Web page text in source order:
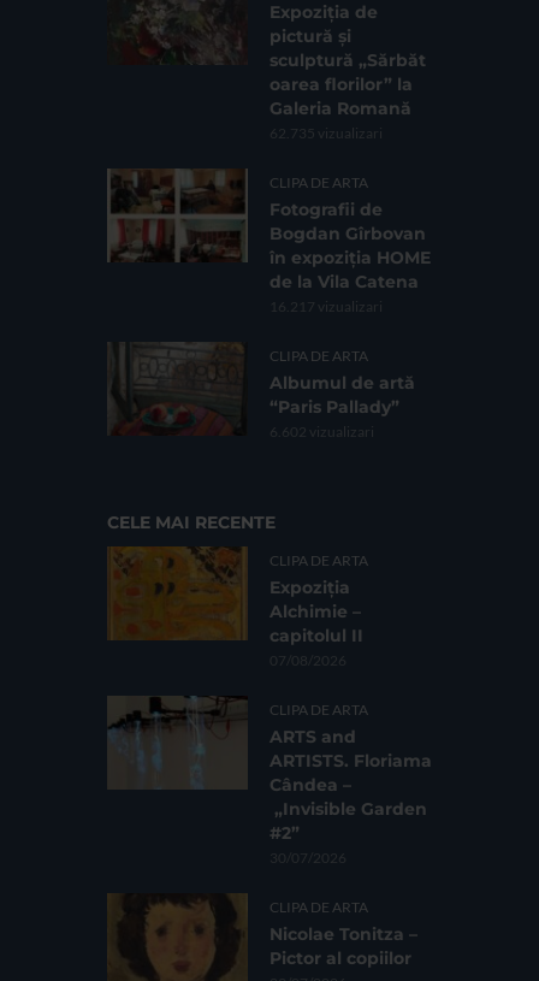
Expoziția de
pictură și
sculptură „Sărbăt
oarea florilor” la
Galeria Romană
62.735 vizualizari
CLIPA DE ARTA
Fotografii de
Bogdan Gîrbovan
în expoziția HOME
de la Vila Catena
16.217 vizualizari
CLIPA DE ARTA
Albumul de artă
“Paris Pallady”
6.602 vizualizari
CELE MAI RECENTE
CLIPA DE ARTA
Expoziția
Alchimie –
capitolul II
07/08/2026
CLIPA DE ARTA
ARTS and
ARTISTS. Floriama
Cândea –
„Invisible Garden
#2”
30/07/2026
CLIPA DE ARTA
Nicolae Tonitza –
Pictor al copiilor